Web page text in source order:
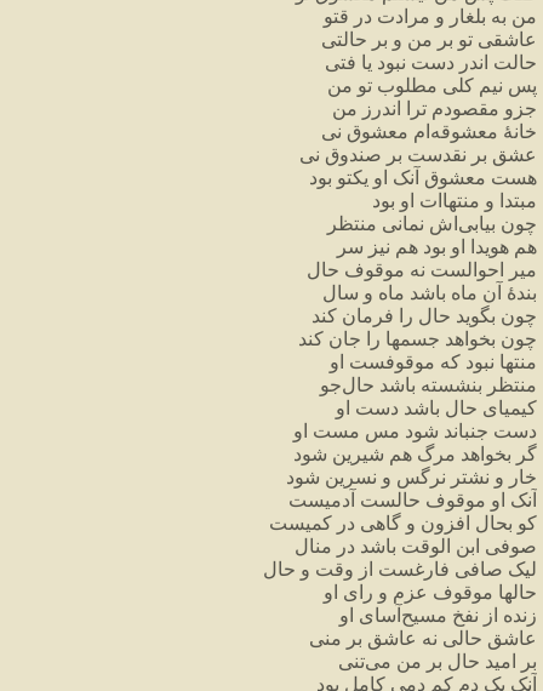
من به بلغار و مرادت در قتو
عاشقی تو بر من و بر حالتی
حالت اندر دست نبود یا فتی
پس نیم کلی مطلوب تو من
جزو مقصودم ترا اندرز من
خانهٔ معشوقه ام معشوق نی
عشق بر نقدست بر صندوق نی
هست معشوق آنک او یکتو بود
مبتدا و منتهاات او بود
چون بیابی اش نمانی منتظر
هم هویدا او بود هم نیز سر
میر
احوالست نه موقوف حال
بندهٔ آن ماه باشد ماه و سال
چون بگوید حال را فرمان کند
چون بخواهد جسمها را جان کند
منتها نبود که موقوفست او
منتظر بنشسته باشد حالجو
کیمیای حال باشد دست او
دست جنباند شود مس مست او
گر بخواهد مرگ هم شیرین شود
خار و نشتر نرگس و نسرین شود
آنک او موقوف حالست آدمیست
کو بحال افزون و گاهی در کمیست
صوفی ابن الوقت باشد در منال
لیک صافی فارغست از وقت و حال
حالها موقوف عزم و رای او
زنده از نفخ مسیح آسای او
عاشق حالی نه عاشق بر منی
بر
امید حال بر من میتنی
آنک یک دم کم دمی کامل بود